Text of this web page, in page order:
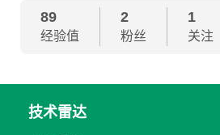
89
经验值
2
粉丝
1
关注
技术雷达